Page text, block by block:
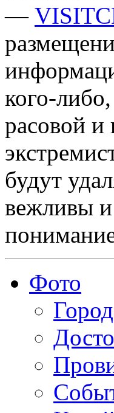
—
кого-
расовой
будут
вежливы и
Фото